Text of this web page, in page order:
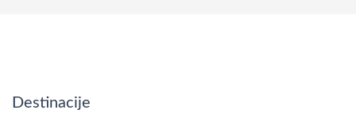
Destinacije